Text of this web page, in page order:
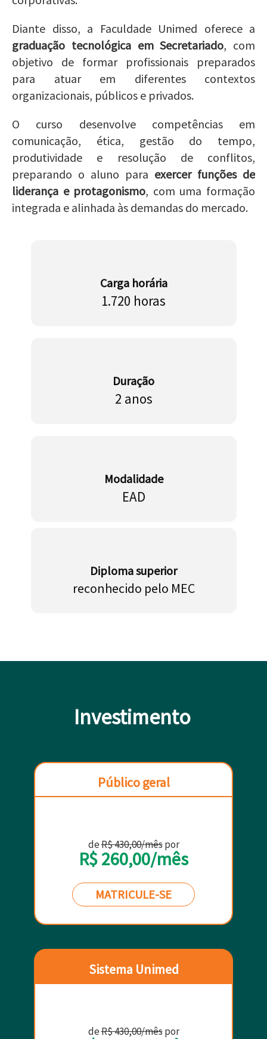
Diante disso, a Faculdade Unimed oferece a
graduação tecnológica em Secretariado, com
objetivo de formar profissionais preparados
para atuar em diferentes contextos
organizacionais, públicos e privados.
O curso desenvolve competências em
comunicação, ética, gestão do tempo,
produtividade e resolução de conflitos,
preparando o aluno para exercer funções de
liderança e protagonismo, com uma formação
integrada e alinhada às demandas do mercado.
Carga horária
1.720 horas
Duração
2 anos
Modalidade
EAD
Diploma superior
reconhecido pelo MEC
Investimento
Público geral
deR$ 430,00/mêspor
R$ 260,00/mês
MATRICULE-SE
Sistema Unimed
deR$ 430,00/mêspor